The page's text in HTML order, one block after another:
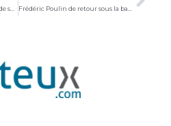
Un dîner-conférence couronné de succès avec Régis Labeaume Frédéric Poulin de retour sous la bannière conservatrice dans Côte-du-Sud